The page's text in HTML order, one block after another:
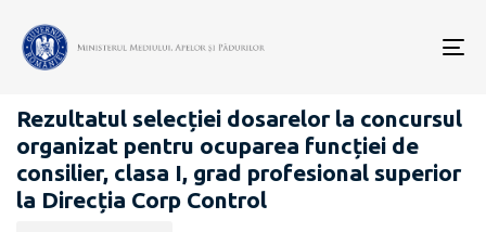
CARIERĂ
Rezultatul selecției dosarelor la concursul
organizat pentru ocuparea funcției de
consilier, clasa I, grad profesional superior
la Direcția Corp Control
publicării: